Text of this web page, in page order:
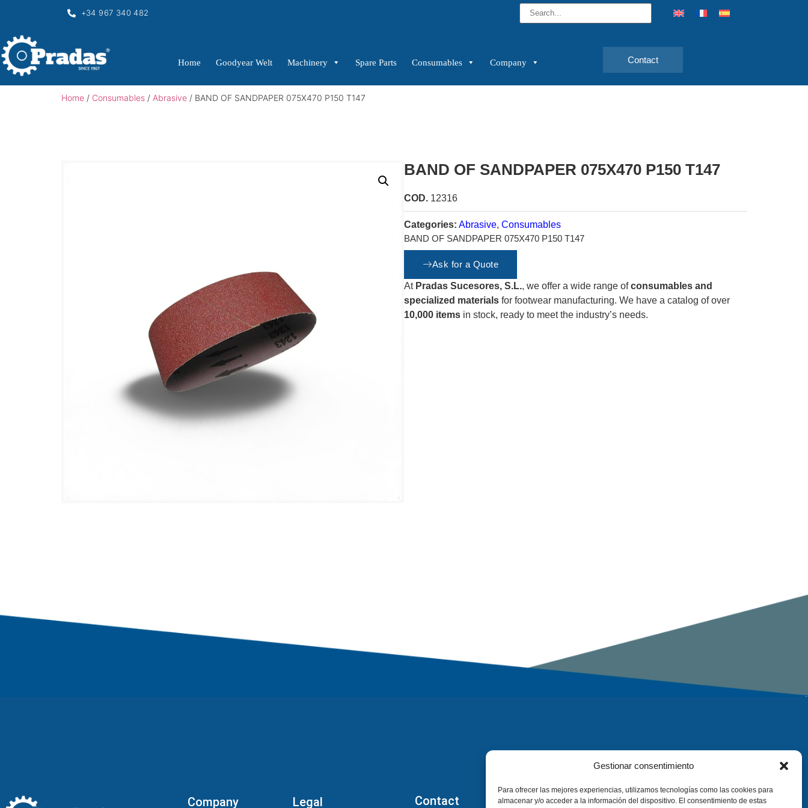
Gestionar consentimiento
Para ofrecer las mejores experiencias, utilizamos tecnologías como las cookies para
almacenar y/o acceder a la información del dispositivo. El consentimiento de estas
+34 967 340 482
Home Goodyear Welt Machinery Spare Parts Consumables Company Contact
Home / Consumables / Abrasive / BAND OF SANDPAPER 075X470 P150 T147
BAND OF SANDPAPER 075X470 P150 T147
COD. 12316
Categories: Abrasive, Consumables
BAND OF SANDPAPER 075X470 P150 T147
Ask for a Quote
At Pradas Sucesores, S.L., we offer a wide range ofconsumables and
specialized materials for footwear manufacturing. We have a catalog of over
10,000 items in stock, ready to meet the industry’s needs.
Company Legal Contact